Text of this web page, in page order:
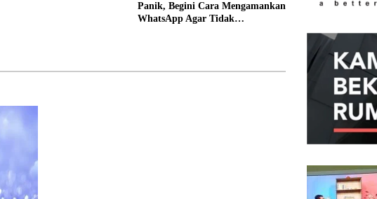
Panik, Begini Cara Mengamankan
WhatsApp Agar Tidak